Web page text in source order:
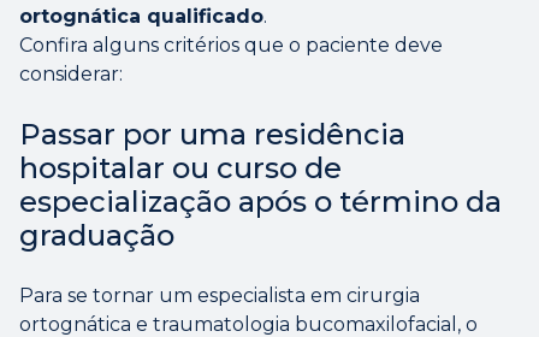
ortognática qualificado.
Confira alguns critérios que o paciente deve
considerar:
Passar por uma residência
hospitalar ou curso de
especialização após o término da
graduação
Para se tornar um especialista em cirurgia
ortognática e traumatologia bucomaxilofacial, o